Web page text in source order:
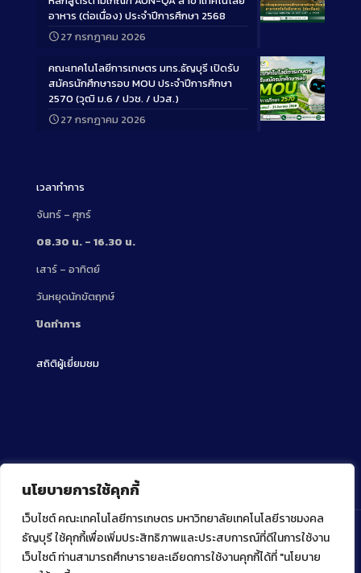
นโยบายการใช้คุกกี้
เว็บไซต์ คณะเทคโนโลยีการเกษตร มหาวิทยาลัยเทคโนโลยีราชมงคล
ธัญบุรี ใช้คุกกี้เพื่อเพิ่มประสิทธิภาพและประสบการณ์ที่ดีในการใช้งาน
เว็บไซต์ ท่านสามารถศึกษารายละเอียดการใช้งานคุกกี้ได้ที่ "นโยบาย
Long
อาหาร (ต่อเนื่อง) ประจำปีการศึกษา 2568
27 กรกฎาคม 2026
Long
คณะเทคโนโลยีการเกษตร มทร.ธัญบุรี เปิดรับ
สมัครนักศึกษารอบ MOU ประจำปีการศึกษา
2570 (วุฒิ ม.6 / ปวช. / ปวส.)
27 กรกฎาคม 2026
เวลาทำการ
จันทร์ – ศุกร์
08.30 น. – 16.30 น.
เสาร์ – อาทิตย์
วันหยุดนักขัตฤกษ์
ปิดทำการ
สถิติผู้เยี่ยมชม
Copyright ⓒ 2022 คณะเทคโนโลยีการเกษตร มหาวิทยาลัย